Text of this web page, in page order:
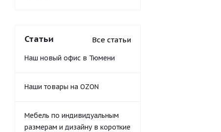
Статьи Все статьи
Наш новый офис в Тюмени
Наши товары на OZON
Мебель по индивидуальным
размерам и дизайну в короткие